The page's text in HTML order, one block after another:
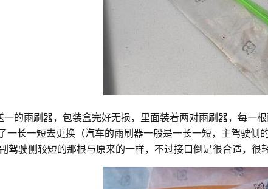
的雨刷器，包装盒完好无损，里面装着两对雨刷器，每
一长一短去更换（汽车的雨刷器一般是一长一短，主驾驶
驾驶侧较短的那根与原来的一样，不过接口倒是很合适，很